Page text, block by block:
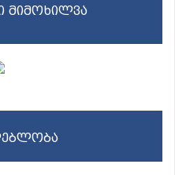
მიმოხილვა